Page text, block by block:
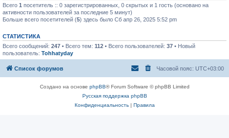
Всего 1 посетитель :: 0 зарегистрированных, 0 скрытых и 1 гость (основано на
активности пользователей за последние 5 минут)
Больше всего посетителей (5) здесь было Сб апр 26, 2025 5:52 pm
СТАТИСТИКА
Всего сообщений: 247 • Всего тем: 112 • Всего пользователей: 37 • Новый
пользователь: Tohhatyday
Список форумов Часовой пояс: UTC+03:00
Создано на основе phpBB® Forum Software © phpBB Limited
Русская поддержка phpBB
Конфиденциальность| Правила